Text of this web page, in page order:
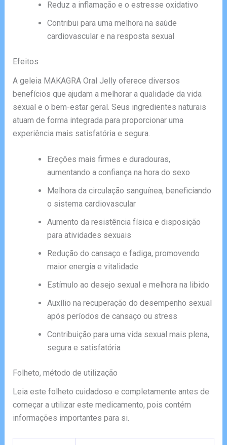
Reduz a inflamação e o estresse oxidativo
Contribui para uma melhora na saúde
cardiovascular e na resposta sexual
Efeitos
A geleia MAKAGRA Oral Jelly oferece diversos
benefícios que ajudam a melhorar a qualidade da vida
sexual e o bem-estar geral. Seus ingredientes naturais
atuam de forma integrada para proporcionar uma
experiência mais satisfatória e segura.
Ereções mais firmes e duradouras,
aumentando a confiança na hora do sexo
Melhora da circulação sanguínea, beneficiando
o sistema cardiovascular
Aumento da resistência física e disposição
para atividades sexuais
Redução do cansaço e fadiga, promovendo
maior energia e vitalidade
Estímulo ao desejo sexual e melhora na libido
Auxílio na recuperação do desempenho sexual
após períodos de cansaço ou stress
Contribuição para uma vida sexual mais plena,
segura e satisfatória
Folheto, método de utilização
Leia este folheto cuidadoso e completamente antes de
começar a utilizar este medicamento, pois contém
informações importantes para si.